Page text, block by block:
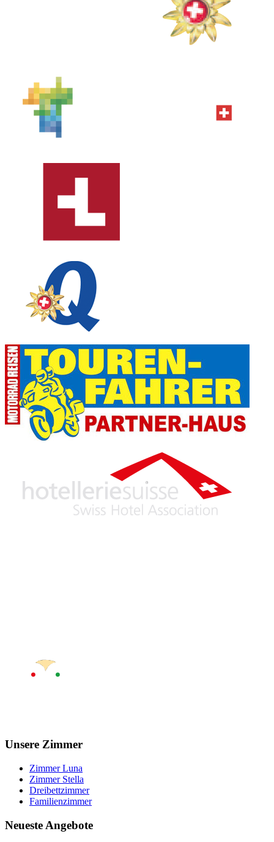
Unsere Zimmer
Zimmer Luna
Zimmer Stella
Dreibettzimmer
Familienzimmer
Neueste Angebote